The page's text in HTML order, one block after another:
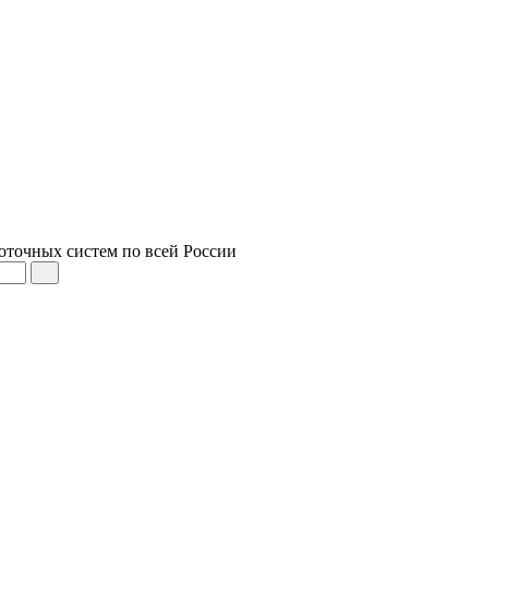
систем по всей России